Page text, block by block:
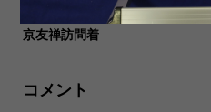
京友禅訪問着
コメント